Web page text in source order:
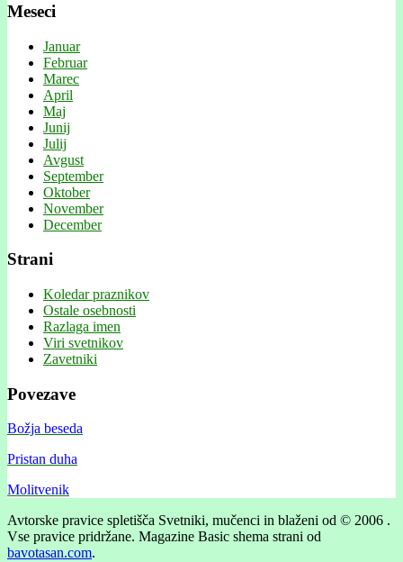
Meseci
Januar
Februar
Marec
April
Maj
Junij
Julij
Avgust
September
Oktober
November
December
Strani
Koledar praznikov
Ostale osebnosti
Razlaga imen
Viri svetnikov
Zavetniki
Povezave
Božja beseda
Pristan duha
Molitvenik
Avtorske pravice spletišča Svetniki, mučenci in blaženi od © 2006 .
Vse pravice pridržane. Magazine Basic shema strani od
bavotasan.com.